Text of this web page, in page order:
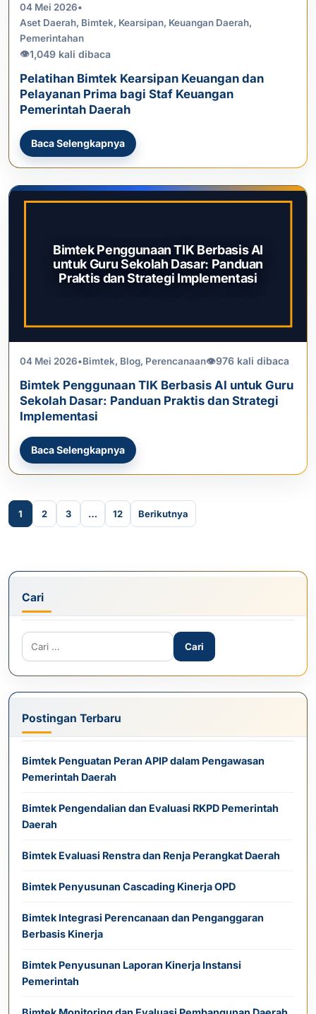
04 Mei 2026•
Aset Daerah, Bimtek, Kearsipan, Keuangan Daerah,
Pemerintahan
👁1,049 kali dibaca
Pelatihan Bimtek Kearsipan Keuangan dan
Pelayanan Prima bagi Staf Keuangan
Pemerintah Daerah
Baca Selengkapnya
Bimtek Penggunaan TIK Berbasis AI
untuk Guru Sekolah Dasar: Panduan
Praktis dan Strategi Implementasi
04 Mei 2026•Bimtek, Blog, Perencanaan👁976 kali dibaca
Bimtek Penggunaan TIK Berbasis AI untuk Guru
Sekolah Dasar: Panduan Praktis dan Strategi
Implementasi
Baca Selengkapnya
Paginasi pos
1 2 3 … 12 Berikutnya
Cari
Cari untuk:
Postingan Terbaru
Bimtek Penguatan Peran APIP dalam Pengawasan
Pemerintah Daerah
Bimtek Pengendalian dan Evaluasi RKPD Pemerintah
Daerah
Bimtek Evaluasi Renstra dan Renja Perangkat Daerah
Bimtek Penyusunan Cascading Kinerja OPD
Bimtek Integrasi Perencanaan dan Penganggaran
Berbasis Kinerja
Bimtek Penyusunan Laporan Kinerja Instansi
Pemerintah